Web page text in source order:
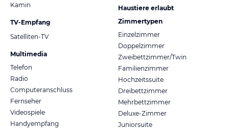
Kamin
TV-Empfang
Satelliten-TV
Multimedia
Telefon
Radio
Computeranschluss
Fernseher
Videospiele
Handyempfang
Haustiere erlaubt
Zimmertypen
Einzelzimmer
Doppelzimmer
Zweibettzimmer/Twin
Familienzimmer
Hochzeitssuite
Dreibettzimmer
Mehrbettzimmer
Deluxe-Zimmer
Juniorsuite